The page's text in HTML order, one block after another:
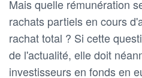
Mais quelle rémunération
rachats partiels en cours
rachat total ? Si cette
de l'actualité, elle doit
investisseurs en fonds en